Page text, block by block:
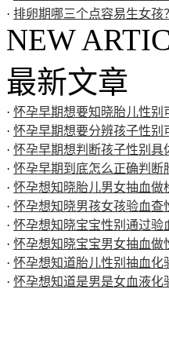
· 排卵期哪三个点容易生女孩
NEW
最新文章
· 怀孕早期想要知晓胎儿性别
· 怀孕早期想要分辨孩子性别
· 怀孕早期想判断孩子性别具
· 怀孕早期到底怎么正确判断
· 怀孕想知晓胎儿男女抽血做
· 怀孕想知晓男孩女孩验血查
· 怀孕想知晓宝宝性别通过验
· 怀孕想知晓宝宝男女抽血做
· 怀孕想知道胎儿性别抽血化
· 怀孕想知道是男是女血液化